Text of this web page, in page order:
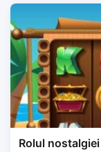
Rolul